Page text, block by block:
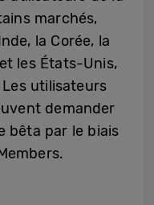
marchés,
la Corée, la
les États-Unis,
utilisateurs
demander
bêta par le biais